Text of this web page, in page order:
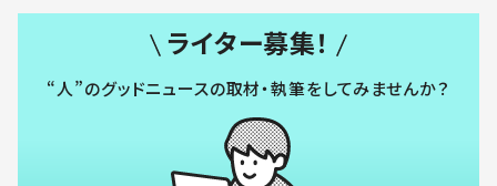
ライター募集！
“人”のグッドニュースの取材・執筆をしてみませんか？